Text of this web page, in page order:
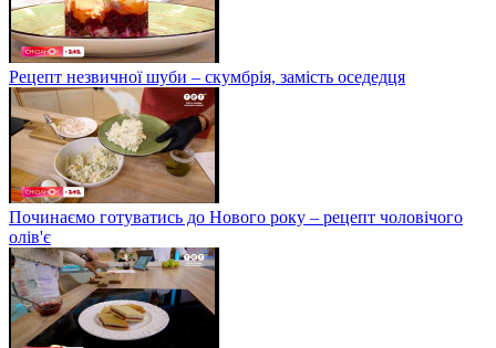
Рецепт незвичної шуби – скумбрія, замість оседедця
Починаємо готуватись до Нового року – рецепт чоловічого
олів'є